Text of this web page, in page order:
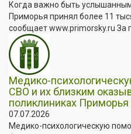
Когда важно быть
Приморья принял более 11
сообщает www.primorsky.ru За
Медико-
СВО и их близким
поликлиниках Приморья
07.07.2026
Медико-психологическую